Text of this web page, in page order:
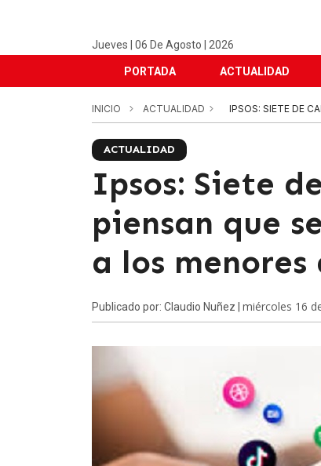
Jueves | 06 De Agosto | 2026
PORTADA ACTUALIDAD
INICIO ACTUALIDAD IPSOS: SIETE DE
ACTUALIDAD
Ipsos: Siete
piensan que
a los menores
Publicado por: Claudio Nuñez | miércoles 16